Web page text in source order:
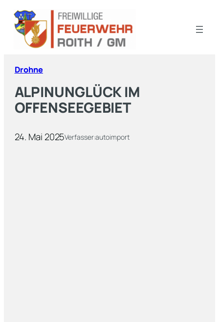
Drohne
ALPINUNGLÜCK IM
OFFENSEEGEBIET
24. Mai 2025Verfasser:autoimport